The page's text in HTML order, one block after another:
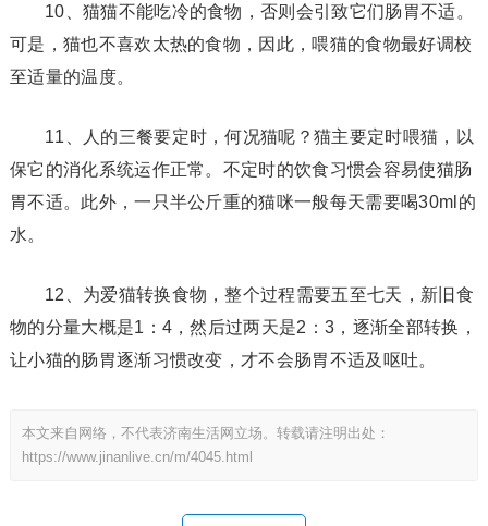
10、猫猫不能吃冷的食物，否则会引致它们肠胃不适。
可是，猫也不喜欢太热的食物，因此，喂猫的食物最好调校
至适量的温度。
11、人的三餐要定时，何况猫呢？猫主要定时喂猫，以
保它的消化系统运作正常。不定时的饮食习惯会容易使猫肠
胃不适。此外，一只半公斤重的猫咪一般每天需要喝30ml的
水。
12、为爱猫转换食物，整个过程需要五至七天，新旧食
物的分量大概是1：4，然后过两天是2：3，逐渐全部转换，
让小猫的肠胃逐渐习惯改变，才不会肠胃不适及呕吐。
本文来自网络，不代表济南生活网立场。转载请注明出处：
https://www.jinanlive.cn/m/4045.html